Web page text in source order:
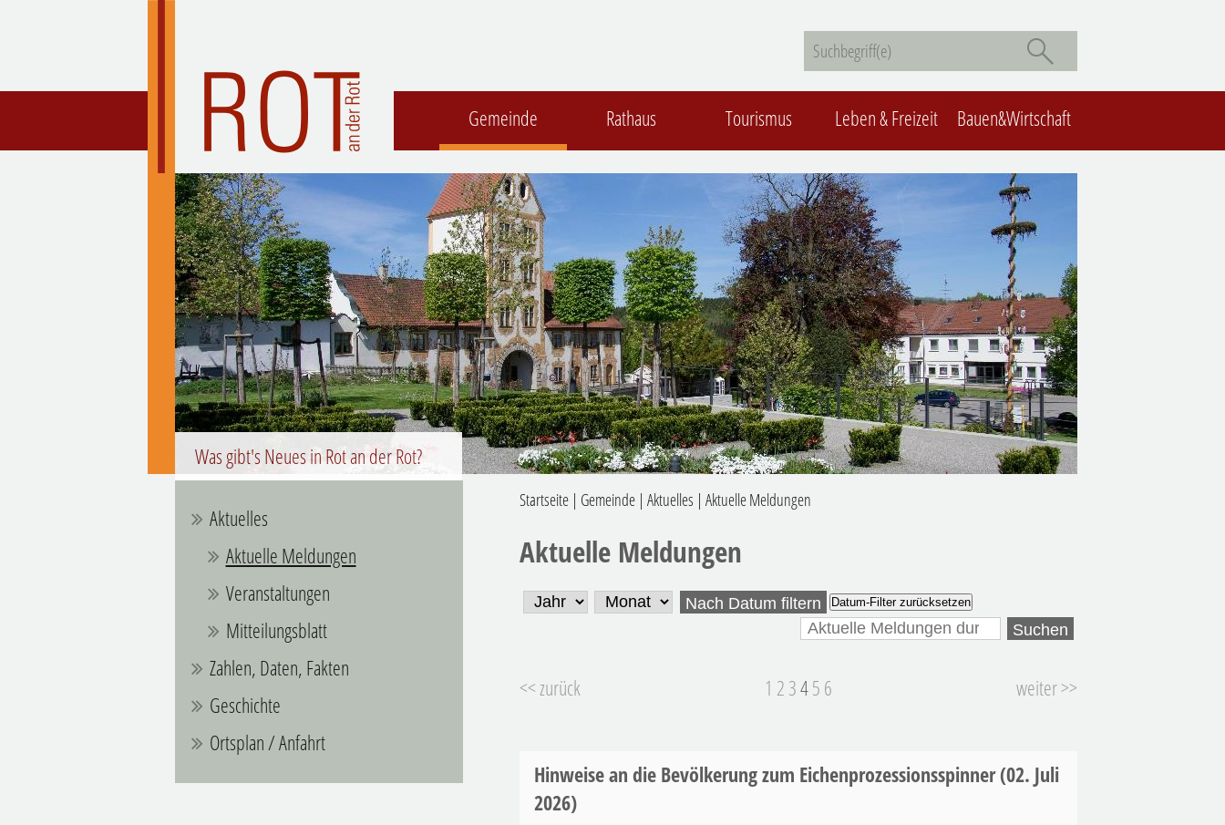
Gemeinde Rathaus Tourismus Leben & Freizeit Bauen&Wirtschaft
Was gibt's Neues in Rot an der Rot?
Aktuelles
Aktuelle Meldungen
Veranstaltungen
Mitteilungsblatt
Zahlen, Daten, Fakten
Geschichte
Ortsplan / Anfahrt
Startseite | Gemeinde | Aktuelles | Aktuelle Meldungen
Aktuelle Meldungen
Nach Datum filtern Datum-Filter zurücksetzen
<< zurück 1 23456 weiter >>
Hinweise an die Bevölkerung zum Eichenprozessionsspinner(02. Juli
2026)